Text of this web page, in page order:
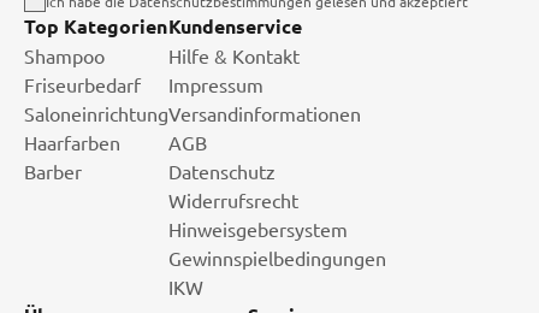
Top Kategorien
Shampoo
Friseurbedarf
Saloneinrichtung
Haarfarben
Barber
Kundenservice
Hilfe & Kontakt
Impressum
Versandinformationen
AGB
Datenschutz
Widerrufsrecht
Hinweisgebersystem
Gewinnspielbedingungen
IKW